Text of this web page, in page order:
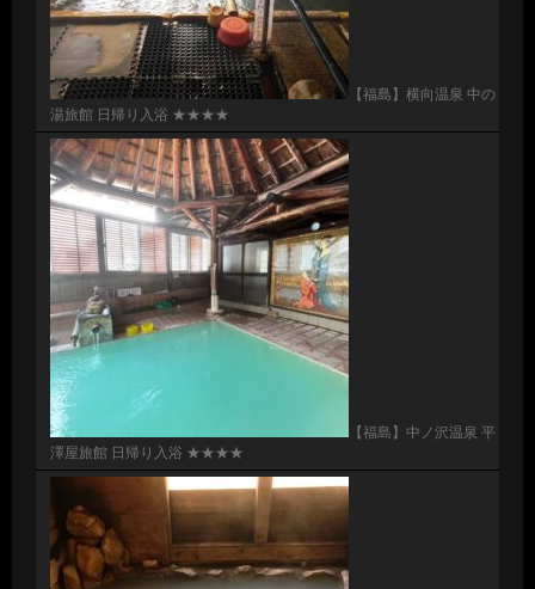
【福島】横向温泉 中の
湯旅館 日帰り入浴 ★★★★
【福島】中ノ沢温泉 平
澤屋旅館 日帰り入浴 ★★★★